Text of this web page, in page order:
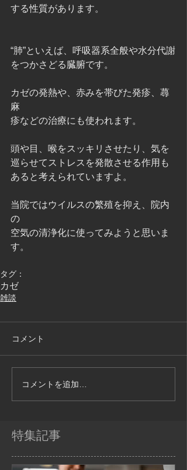
する性質があります。
“肺”といえば、呼吸器系全般や水分代謝
をつかさどる臓腑です。
カゼの発熱や、赤みを帯びた発疹、蕁
麻
疹などの治療にも使われます。
頭や目、喉をスッキリさせたり、気を
巡らせてストレスを発散させる作用も
あると考えられていますよ。
当院ではウイルスの繁殖を抑え、院内
の
空気の清浄化に使ってみようと思いま
す。
タグ：
カゼ
雑談
コメント
コメントを追加…
特集記事